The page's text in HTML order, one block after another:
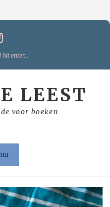
LEEST
voor boeken